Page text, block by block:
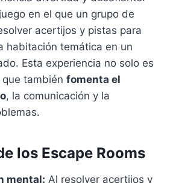
en el que un grupo de
acertijos y pistas para
habitación temática en un
Esta experiencia no solo es
también fomenta el
, la comunicación y la
los Escape Rooms
mental: Al resolver acertijos y